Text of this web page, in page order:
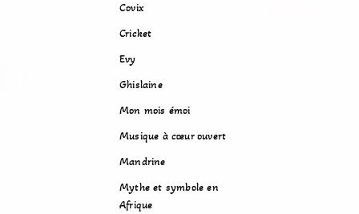
Covix
Cricket
Evy
Ghislaine
Mon mois émoi
Musique à cœur ouvert
Mandrine
Mythe et symbole en
Afrique